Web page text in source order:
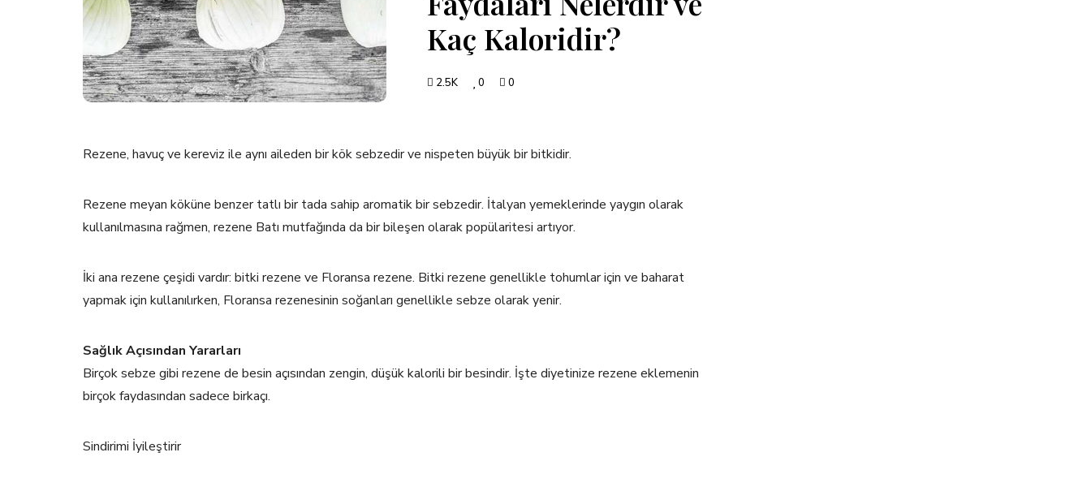
Kaç Kaloridir?
2.5K 0 0
Rezene, havuç ve kereviz ile aynı aileden bir kök sebzedir ve nispeten büyük bir bitkidir.
Rezene meyan köküne benzer tatlı bir tada sahip aromatik bir sebzedir. İtalyan yemeklerinde yaygın olarak
kullanılmasına rağmen, rezene Batı mutfağında da bir bileşen olarak popülaritesi artıyor.
İki ana rezene çeşidi vardır: bitki rezene ve Floransa rezene. Bitki rezene genellikle tohumlar için ve baharat
yapmak için kullanılırken, Floransa rezenesinin soğanları genellikle sebze olarak yenir.
Sağlık Açısından Yararları
Birçok sebze gibi rezene de besin açısından zengin, düşük kalorili bir besindir. İşte diyetinize rezene eklemenin
birçok faydasından sadece birkaçı.
Sindirimi İyileştirir